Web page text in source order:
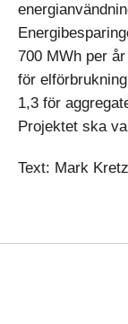
700 MWh per
för
1,3 för
Projektet ska
Text: Mark Kretz